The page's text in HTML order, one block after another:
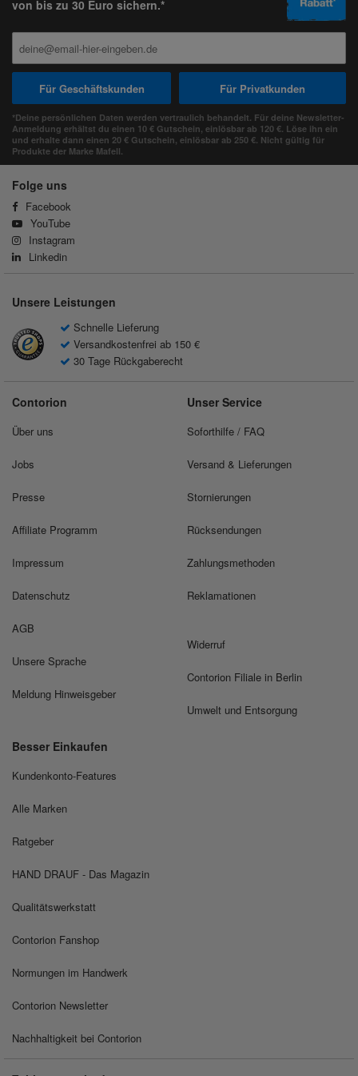
von bis zu 30 Euro sichern.*
Für Geschäftskunden Für Privatkunden
*Deine persönlichen Daten werden vertraulich behandelt. Für deine Newsletter-
Anmeldung erhältst du einen 10 € Gutschein, einlösbar ab 120 €. Löse ihn ein
und erhalte dann einen 20 € Gutschein, einlösbar ab 250 €. Nicht gültig für
Produkte der Marke Mafell.
Folge uns
Facebook
YouTube
Instagram
Linkedin
Unsere Leistungen
Schnelle Lieferung
Versandkostenfrei ab 150 €
30 Tage Rückgaberecht
Contorion
Über uns
Jobs
Presse
Affiliate Programm
Impressum
Datenschutz
AGB
Unsere Sprache
Meldung Hinweisgeber
Unser Service
Soforthilfe / FAQ
Versand & Lieferungen
Stornierungen
Rücksendungen
Zahlungsmethoden
Reklamationen
Widerruf
Contorion Filiale in Berlin
Umwelt und Entsorgung
Besser Einkaufen
Kundenkonto-Features
Alle Marken
Ratgeber
HAND DRAUF - Das Magazin
Qualitätswerkstatt
Contorion Fanshop
Normungen im Handwerk
Contorion Newsletter
Nachhaltigkeit bei Contorion